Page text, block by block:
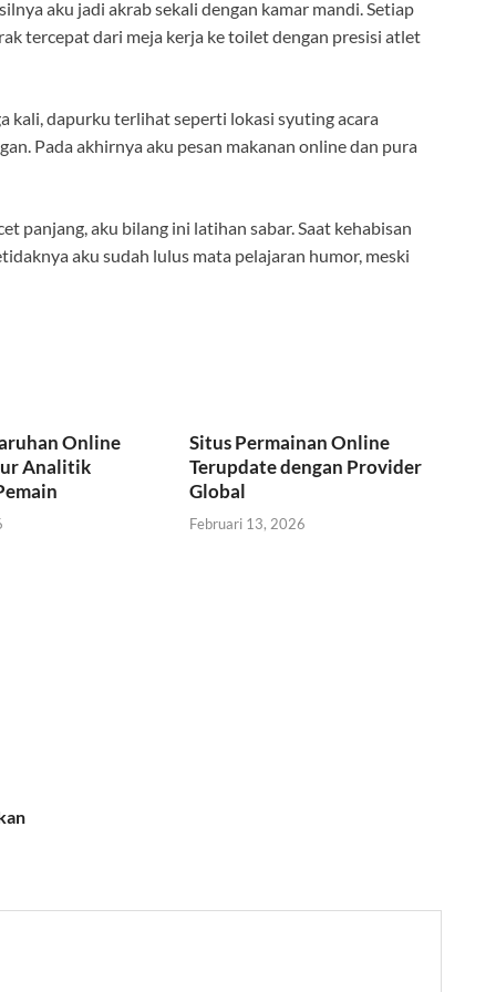
aku jadi akrab sekali dengan kamar mandi. Setiap
tercepat dari meja kerja ke toilet dengan presisi atlet
kali, dapurku terlihat seperti lokasi syuting acara
Pada akhirnya aku pesan makanan online dan pura
panjang, aku bilang ini latihan sabar. Saat kehabisan
aku sudah lulus mata pelajaran humor, meski
Online
Analitik
Situs Permainan Online
Terupdate dengan Provider
Global
Februari 13, 2026